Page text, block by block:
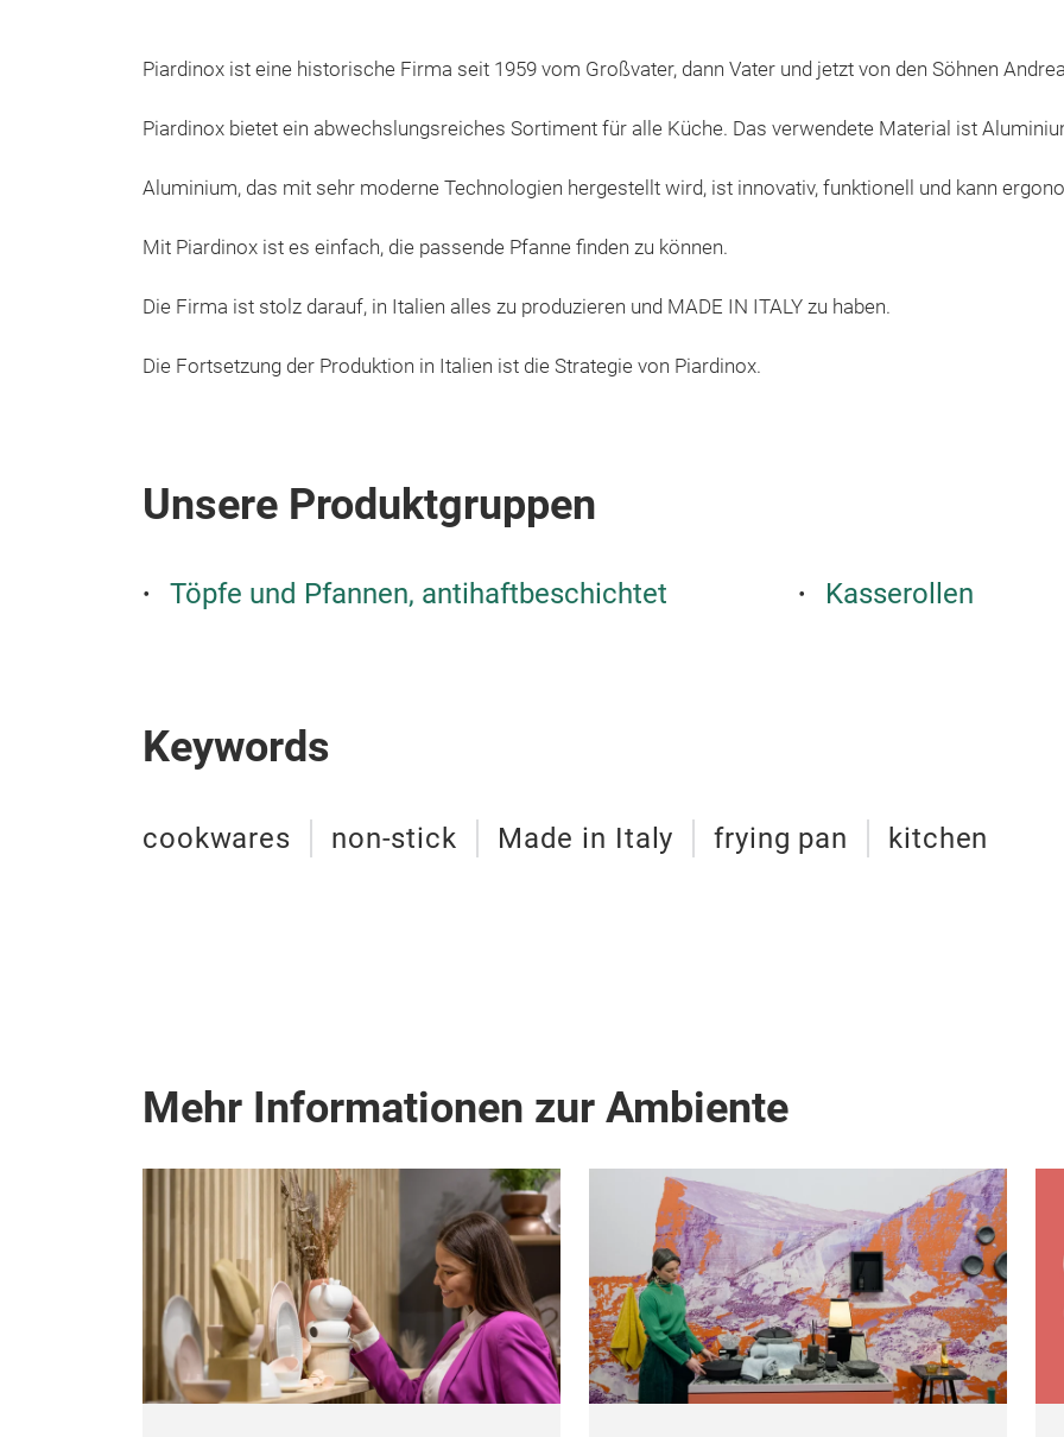
Piardinox ist eine historische Firma seit 1959 vom Großvater, dann Vater und jetzt von den Söhnen
Piardinox bietet ein abwechslungsreiches Sortiment für alle Küche. Das verwendete Material ist
Aluminium, das mit sehr moderne Technologien hergestellt wird, ist innovativ, funktionell und kann
Mit Piardinox ist es einfach, die passende Pfanne finden zu können.
Die Firma ist stolz darauf, in Italien alles zu produzieren und MADE IN ITALY zu haben.
Die Fortsetzung der Produktion in Italien ist die Strategie von Piardinox.
Unsere Produktgruppen
Töpfe und Pfannen, antihaftbeschichtet Kasserollen
Keywords
cookwares non-stick Made in Italy frying pan kitchen
Mehr Informationen zur Ambiente